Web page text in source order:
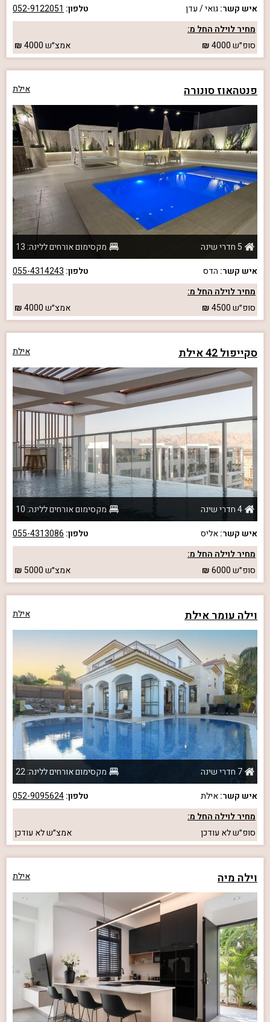
איש קשר:גואי / עדן טלפון: 052-9122051
מחיר לוילה החל מ:
סופ״ש4000 אמצ״ש4000
פנטהאוז סונורה אילת
5 חדרי שינה
מקסימום אורחים ללינה: 13
איש קשר: הדס טלפון: 055-4314243
מחיר לוילה החל מ:
סופ״ש4500 אמצ״ש4000
סקייפול 42 אילת אילת
4 חדרי שינה
מקסימום אורחים ללינה: 10
איש קשר:אליס טלפון: 055-4313086
מחיר לוילה החל מ:
סופ״ש6000 אמצ״ש5000
וילה עומר אילת אילת
7 חדרי שינה
מקסימום אורחים ללינה: 22
איש קשר:אילת טלפון:052-9095624
מחיר לוילה החל מ:
סופ״שלא עודכן אמצ״שלא עודכן
וילה מיה אילת